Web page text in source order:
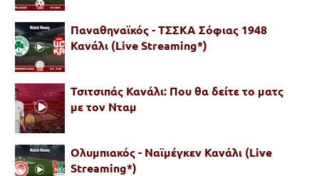
Παναθηναϊκός - ΤΣΣΚΑ Σόφιας 1948
Κανάλι (Live Streaming*)
Τσιτσιπάς Κανάλι: Που θα δείτε το ματς
με τον Νταμ
Ολυμπιακός - Ναϊμέγκεν Κανάλι (Live
Streaming*)